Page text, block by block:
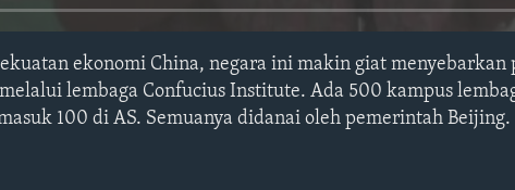
ekonomi China, negara ini makin giat menyebarkan
lembaga Confucius Institute. Ada 500 kampus
100 di AS. Semuanya didanai oleh pemerintah Beijing.